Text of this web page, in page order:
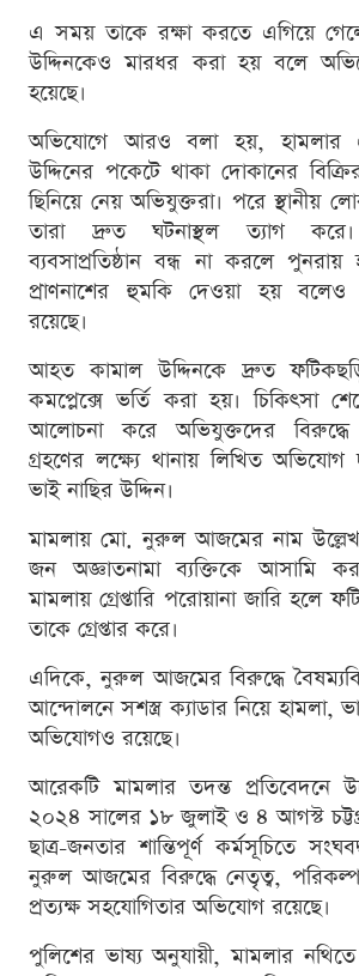
এ সময় তাকে রক্ষা করতে এগিয়ে
উদ্দিনকেও মারধর করা হয় বলে
হয়েছে।
অভিযোগে আরও বলা হয়, হামলার
উদ্দিনের পকেটে থাকা দোকানের
ছিনিয়ে নেয় অভিযুক্তরা। পরে স্থানীয়
তারা দ্রুত ঘটনাস্থল ত্যাগ
ব্যবসাপ্রতিষ্ঠান বন্ধ না করলে
প্রাণনাশের হুমকি দেওয়া হয় বলেও
রয়েছে।
আহত কামাল উদ্দিনকে দ্রুত
কমপ্লেক্সে ভর্তি করা হয়। চিকিৎসা
আলোচনা করে অভিযুক্তদের
গ্রহণের লক্ষ্যে থানায় লিখিত
ভাই নাছির উদ্দিন।
মামলায় মো. নুরুল আজমের নাম
জন অজ্ঞাতনামা ব্যক্তিকে আসামি
মামলায় গ্রেপ্তারি পরোয়ানা জারি হলে
তাকে গ্রেপ্তার করে।
এদিকে, নুরুল আজমের বিরুদ্ধে
আন্দোলনে সশস্ত্র ক্যাডার নিয়ে হামলা,
অভিযোগও রয়েছে।
আরেকটি মামলার তদন্ত প্রতিবেদনে
২০২৪ সালের ১৮ জুলাই ও ৪ আগস্ট
ছাত্র-জনতার শান্তিপূর্ণ কর্মসূচিতে
নুরুল আজমের বিরুদ্ধে নেতৃত্ব,
প্রত্যক্ষ সহযোগিতার অভিযোগ রয়েছে।
পুলিশের ভাষ্য অনুযায়ী, মামলার